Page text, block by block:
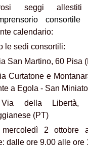
seggi
consortile
calendario:
le sedi consortili:
San Martino, 60 Pisa
Curtatone e
a Egola - San
Via della Libertà,
(PT)
2 ottobre
dalle ore 9.00 alle ore